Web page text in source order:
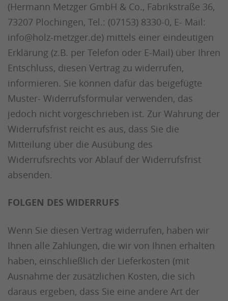
(Hermann Metzger GmbH & Co., Fabrikstraße 36,
73207 Plochingen, Tel.: (07153) 8330-0, E- Mail:
info@holz-metzger.de) mittels einer eindeutigen
Erklärung (z.B. per Telefon oder E-Mail) über Ihren
Entschluss, diesen Vertrag zu widerrufen,
informieren. Sie können dafür das beigefügte
Muster- Widerrufsformular verwenden, das
jedoch nicht vorgeschrieben ist. Zur Wahrung der
Widerrufsfrist reicht es aus, dass Sie die
Mitteilung über die Ausübung des
Widerrufsrechts vor Ablauf der Widerrufsfrist
absenden.
FOLGEN DES WIDERRUFS
Wenn Sie diesen Vertrag widerrufen, haben wir
Ihnen alle Zahlungen, die wir von Ihnen erhalten
haben, einschließlich der Lieferkosten (mit
Ausnahme der zusätzlichen Kosten, die sich
daraus ergeben, dass Sie eine andere Art der